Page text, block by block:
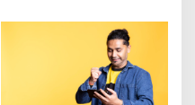
Dell Enterprise